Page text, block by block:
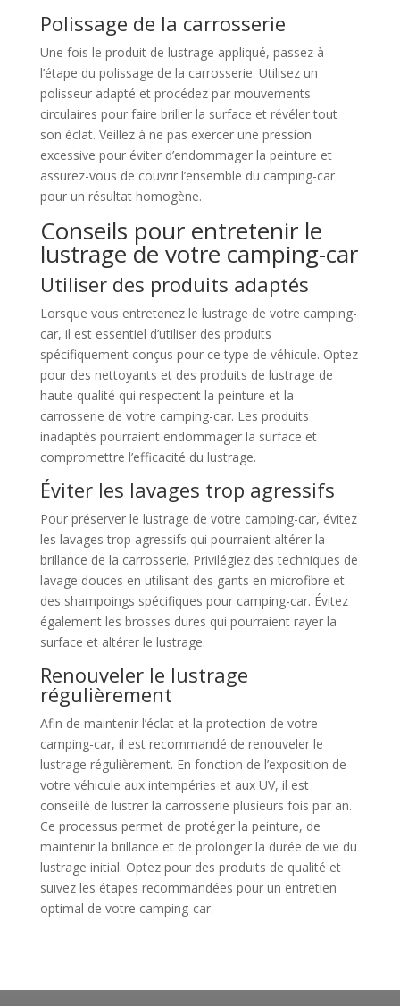
Polissage de la carrosserie
Une fois le produit de lustrage appliqué, passez à
l’étape du polissage de la carrosserie. Utilisez un
polisseur adapté et procédez par mouvements
circulaires pour faire briller la surface et révéler tout
son éclat. Veillez à ne pas exercer une pression
excessive pour éviter d’endommager la peinture et
assurez-vous de couvrir l’ensemble du camping-car
pour un résultat homogène.
Conseils pour entretenir le
lustrage de votre camping-car
Utiliser des produits adaptés
Lorsque vous entretenez le lustrage de votre camping-
car, il est essentiel d’utiliser des produits
spécifiquement conçus pour ce type de véhicule. Optez
pour des nettoyants et des produits de lustrage de
haute qualité qui respectent la peinture et la
carrosserie de votre camping-car. Les produits
inadaptés pourraient endommager la surface et
compromettre l’efficacité du lustrage.
Éviter les lavages trop agressifs
Pour préserver le lustrage de votre camping-car, évitez
les lavages trop agressifs qui pourraient altérer la
brillance de la carrosserie. Privilégiez des techniques de
lavage douces en utilisant des gants en microfibre et
des shampoings spécifiques pour camping-car. Évitez
également les brosses dures qui pourraient rayer la
surface et altérer le lustrage.
Renouveler le lustrage
régulièrement
Afin de maintenir l’éclat et la protection de votre
camping-car, il est recommandé de renouveler le
lustrage régulièrement. En fonction de l’exposition de
votre véhicule aux intempéries et aux UV, il est
conseillé de lustrer la carrosserie plusieurs fois par an.
Ce processus permet de protéger la peinture, de
maintenir la brillance et de prolonger la durée de vie du
lustrage initial. Optez pour des produits de qualité et
suivez les étapes recommandées pour un entretien
optimal de votre camping-car.